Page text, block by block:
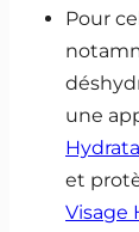
Pour
une
et
Visage